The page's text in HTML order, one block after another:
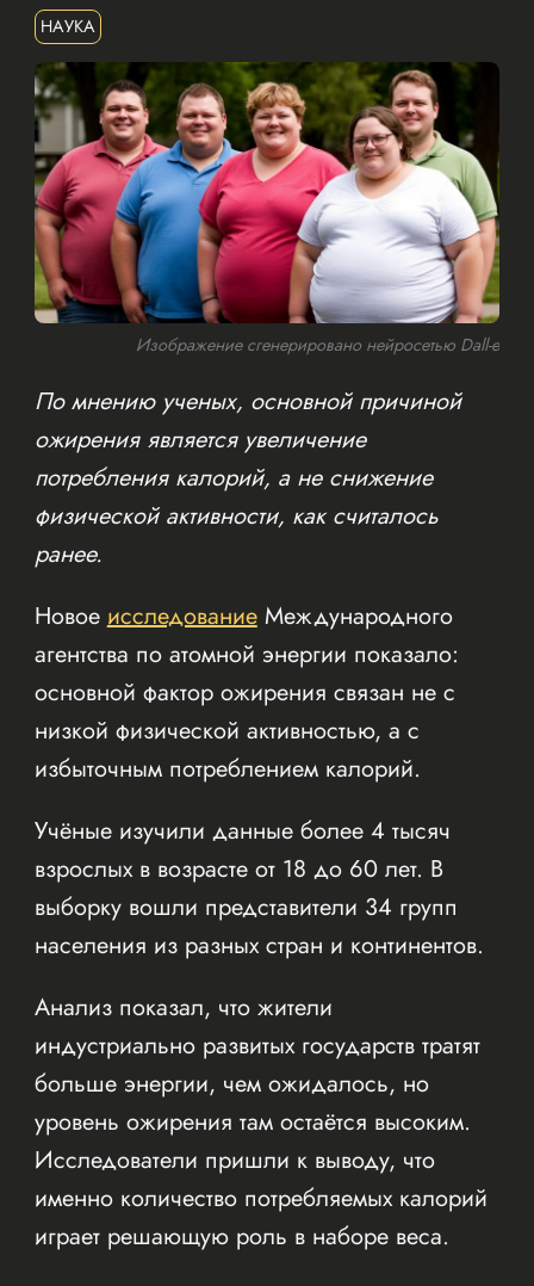
НАУКА
Изображение сгенерировано нейросетью Dall-e
По мнению ученых, основной причиной
ожирения является увеличение
потребления калорий, а не снижение
физической активности, как считалось
ранее.
НовоеисследованиеМеждународного
агентства по атомной энергии показало:
основной фактор ожирения связан не с
низкой физической активностью, а с
избыточным потреблением калорий.
Учёные изучили данные более 4 тысяч
взрослых в возрасте от 18 до 60 лет. В
выборку вошли представители 34 групп
населения из разных стран и континентов.
Анализ показал, что жители
индустриально развитых государств тратят
больше энергии, чем ожидалось, но
уровень ожирения там остаётся высоким.
Исследователи пришли к выводу, что
именно количество потребляемых калорий
играет решающую роль в наборе веса.